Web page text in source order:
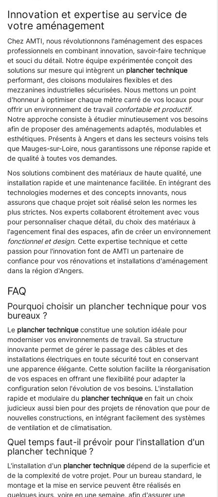
Innovation et expertise au service de
votre aménagement
Chez AMTI, nous révolutionnons l'aménagement des espaces
professionnels en combinant innovation, savoir-faire technique
et souci du détail. Notre équipe expérimentée conçoit des
solutions sur mesure qui intègrent un plancher technique
performant, des cloisons modulaires flexibles et des
mezzanines industrielles sécurisées. Nous mettons un point
d'honneur à optimiser chaque mètre carré de vos locaux pour
offrir un environnement de travail confortable et productif.
Notre approche consiste à étudier minutieusement vos besoins
afin de proposer des aménagements adaptés, modulables et
esthétiques. Présents à Angers et dans les secteurs voisins tels
que Mauges-sur-Loire, nous garantissons une réponse rapide et
de qualité à toutes vos demandes.
Nos solutions combinent des matériaux de haute qualité, une
installation rapide et une maintenance facilitée. En intégrant des
technologies modernes et des concepts innovants, nous
assurons que chaque projet soit réalisé selon les normes les
plus strictes. Nos experts collaborent étroitement avec vous
pour personnaliser chaque détail, du choix des matériaux à
l'agencement final des espaces, afin de créer un environnement
fonctionnel et design. Cette expertise technique et cette
passion pour l'innovation font de AMTI un partenaire de
confiance pour vos rénovations et installations d'aménagement
dans la région d'Angers.
FAQ
Pourquoi choisir un plancher technique pour vos
bureaux ?
Le plancher technique constitue une solution idéale pour
moderniser vos environnements de travail. Sa structure
innovante permet de gérer le passage des câbles et des
installations électriques en toute sécurité tout en conservant
une apparence élégante. Cette solution facilite la réorganisation
de vos espaces en offrant une flexibilité pour adapter la
configuration selon l'évolution de vos besoins. L'installation
rapide et modulaire du plancher technique en fait un choix
judicieux aussi bien pour des projets de rénovation que pour de
nouvelles constructions, en intégrant facilement des systèmes
de ventilation et de climatisation.
Quel temps faut-il prévoir pour l'installation d'un
plancher technique ?
L'installation d'un plancher technique dépend de la superficie et
de la complexité de votre projet. Pour un bureau standard, le
montage et la mise en service peuvent être réalisés en
quelques jours, voire en une semaine, afin d'assurer une